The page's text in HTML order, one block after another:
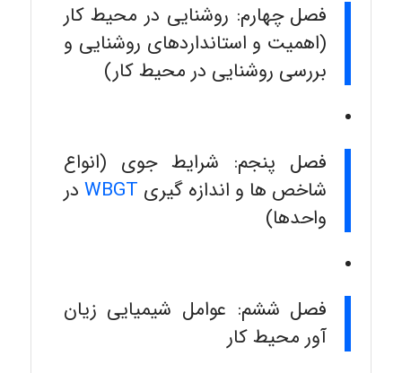
فصل چهارم: روشنایی در محیط کار
(اهمیت و استانداردهای روشنایی و
بررسی روشنایی در محیط کار)
فصل پنجم: شرایط جوی (انواع
شاخص ها و اندازه گیری WBGT در
واحدها)
فصل ششم: عوامل شیمیایی زیان
آور محیط کار